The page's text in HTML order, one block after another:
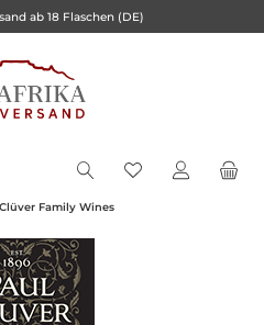
ab 18 Flaschen (DE)
Family Wines